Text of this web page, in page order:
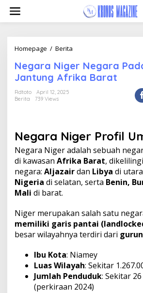
content
Homepage / Berita
Negara
Padang
Pasir
Negara Niger Negara
Jantung Afrika Barat
Rdtoto
April 12, 2025
Berita
739 Views
Negara Niger Profil
Negara Niger adalah sebuah
di kawasan Afrika Barat,
negara: Aljazairdan Libya di
Nigeria di selatan, serta Benin,
Mali di barat.
Niger merupakan salah satu
memiliki garis pantai
besar wilayahnya terdiri dari
Ibu Kota: Niamey
Luas Wilayah: Sekitar
Jumlah Penduduk: Sekitar
(perkiraan 2024)